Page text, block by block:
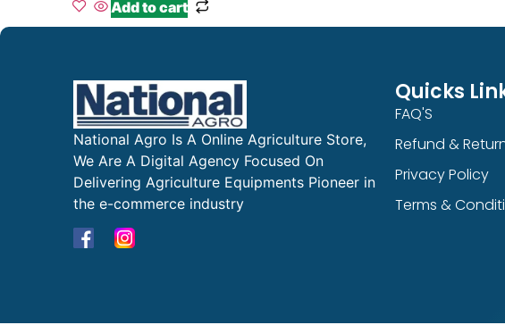
Add to cart
National Agro Is A Online Agriculture Store,
We Are A Digital Agency Focused On
Delivering Agriculture Equipments Pioneer in
the e-commerce industry
Quicks
FAQ'S
Refund &
Privacy Policy
Terms &